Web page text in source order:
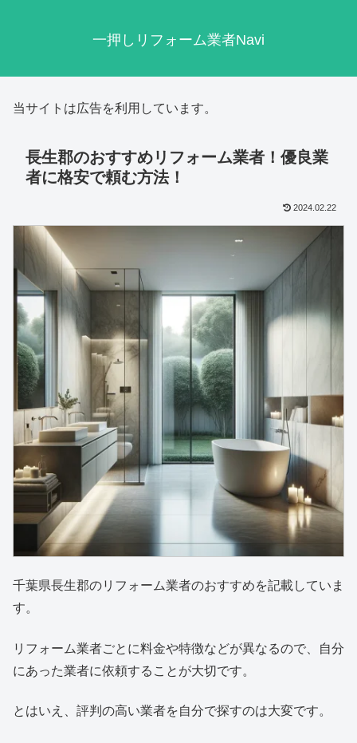
一押しリフォーム業者Navi
当サイトは広告を利用しています。
長生郡のおすすめリフォーム業者！優良業
者に格安で頼む方法！
2024.02.22
千葉県長生郡のリフォーム業者のおすすめを記載していま
す。
リフォーム業者ごとに料金や特徴などが異なるので、自分
にあった業者に依頼することが大切です。
とはいえ、評判の高い業者を自分で探すのは大変です。